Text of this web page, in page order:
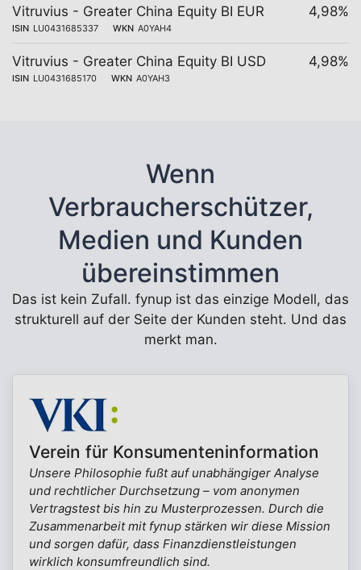
Vitruvius - Greater China Equity BI EUR
ISIN LU0431685337 WKN A0YAH4
4,98%
Vitruvius - Greater China Equity BI USD
ISIN LU0431685170 WKN A0YAH3
4,98%
Wenn
Verbraucherschützer,
Medien und Kunden
übereinstimmen
Das ist kein Zufall. fynup ist das einzige Modell, das
strukturell auf der Seite der Kunden steht. Und das
merkt man.
Verein für Konsumenteninformation
Unsere Philosophie fußt auf unabhängiger Analyse
und rechtlicher Durchsetzung – vom anonymen
Vertragstest bis hin zu Musterprozessen. Durch die
Zusammenarbeit mit fynup stärken wir diese Mission
und sorgen dafür, dass Finanzdienstleistungen
wirklich konsumfreundlich sind.